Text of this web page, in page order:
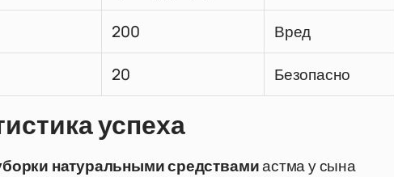
200 Вред
20 Безопасно
успеха
натуральными средствамиастма у сына